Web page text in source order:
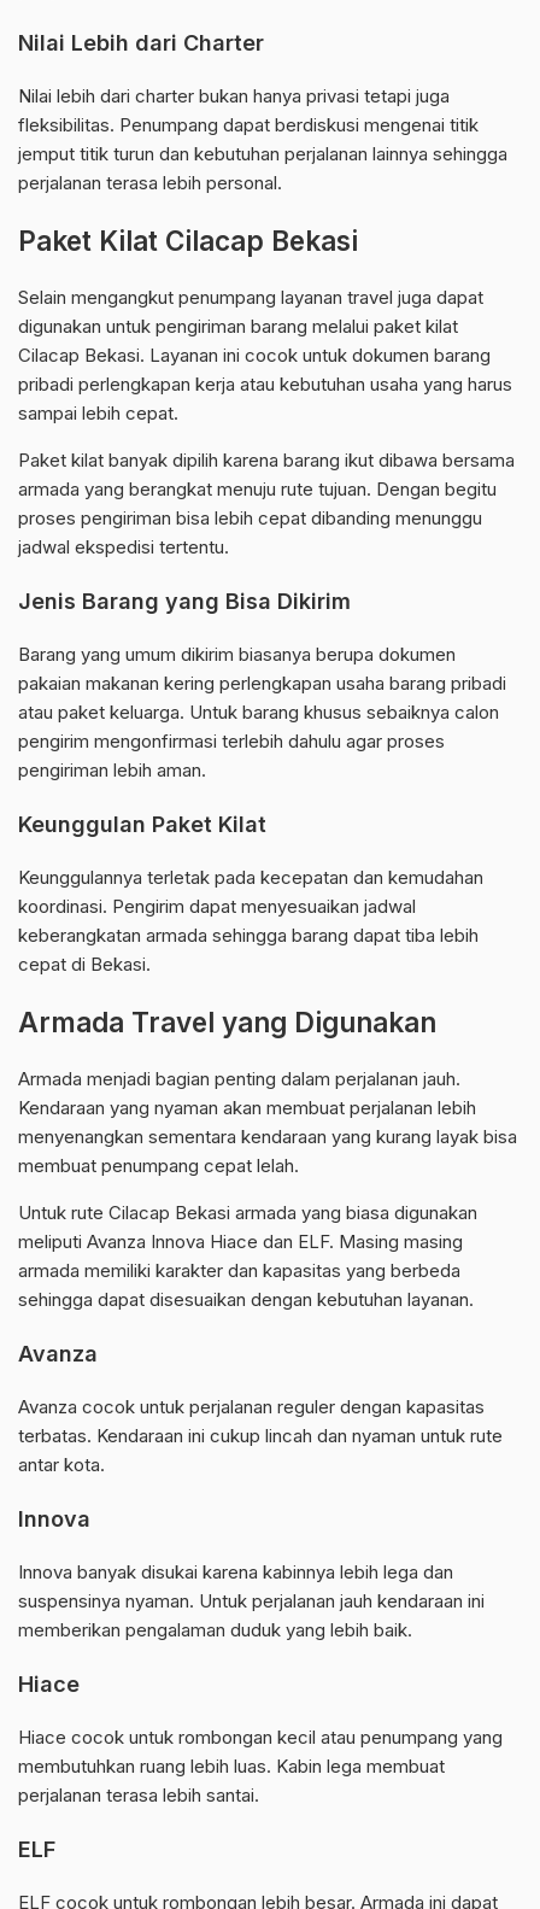
Nilai Lebih dari Charter
Nilai lebih dari charter bukan hanya privasi tetapi juga
fleksibilitas. Penumpang dapat berdiskusi mengenai titik
jemput titik turun dan kebutuhan perjalanan lainnya sehingga
perjalanan terasa lebih personal.
Paket Kilat Cilacap Bekasi
Selain mengangkut penumpang layanan travel juga dapat
digunakan untuk pengiriman barang melalui paket kilat
Cilacap Bekasi. Layanan ini cocok untuk dokumen barang
pribadi perlengkapan kerja atau kebutuhan usaha yang harus
sampai lebih cepat.
Paket kilat banyak dipilih karena barang ikut dibawa bersama
armada yang berangkat menuju rute tujuan. Dengan begitu
proses pengiriman bisa lebih cepat dibanding menunggu
jadwal ekspedisi tertentu.
Jenis Barang yang Bisa Dikirim
Barang yang umum dikirim biasanya berupa dokumen
pakaian makanan kering perlengkapan usaha barang pribadi
atau paket keluarga. Untuk barang khusus sebaiknya calon
pengirim mengonfirmasi terlebih dahulu agar proses
pengiriman lebih aman.
Keunggulan Paket Kilat
Keunggulannya terletak pada kecepatan dan kemudahan
koordinasi. Pengirim dapat menyesuaikan jadwal
keberangkatan armada sehingga barang dapat tiba lebih
cepat di Bekasi.
Armada Travel yang Digunakan
Armada menjadi bagian penting dalam perjalanan jauh.
Kendaraan yang nyaman akan membuat perjalanan lebih
menyenangkan sementara kendaraan yang kurang layak bisa
membuat penumpang cepat lelah.
Untuk rute Cilacap Bekasi armada yang biasa digunakan
meliputi Avanza Innova Hiace dan ELF. Masing masing
armada memiliki karakter dan kapasitas yang berbeda
sehingga dapat disesuaikan dengan kebutuhan layanan.
Avanza
Avanza cocok untuk perjalanan reguler dengan kapasitas
terbatas. Kendaraan ini cukup lincah dan nyaman untuk rute
antar kota.
Innova
Innova banyak disukai karena kabinnya lebih lega dan
suspensinya nyaman. Untuk perjalanan jauh kendaraan ini
memberikan pengalaman duduk yang lebih baik.
Hiace
Hiace cocok untuk rombongan kecil atau penumpang yang
membutuhkan ruang lebih luas. Kabin lega membuat
perjalanan terasa lebih santai.
ELF
ELF cocok untuk rombongan lebih besar. Armada ini dapat